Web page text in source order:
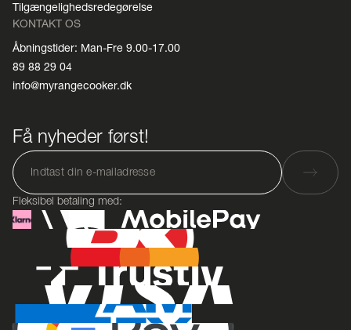
Tilgængelighedsredegørelse
KONTAKT OS
Åbningstider: Man-Fre 9.00-17.00
89 88 29 04
info@myrangecooker.dk
Få nyheder først!
Fleksibel betaling med: